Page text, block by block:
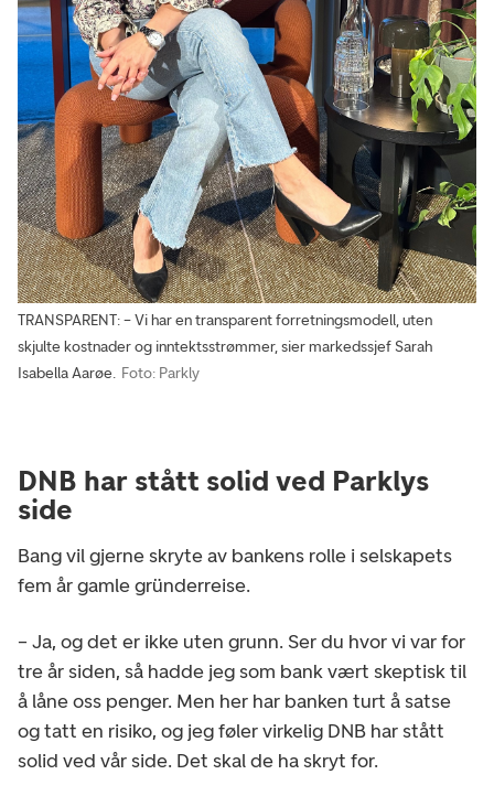
TRANSPARENT: – Vi har en transparent forretningsmodell, uten
skjulte kostnader og inntektsstrømmer, sier markedssjef Sarah
Isabella Aarøe. Foto: Parkly
DNB har stått solid ved Parklys
side
Bang vil gjerne skryte av bankens rolle i selskapets
fem år gamle gründerreise.
– Ja, og det er ikke uten grunn. Ser du hvor vi var for
tre år siden, så hadde jeg som bank vært skeptisk til
å låne oss penger. Men her har banken turt å satse
og tatt en risiko, og jeg føler virkelig DNB har stått
solid ved vår side. Det skal de ha skryt for.